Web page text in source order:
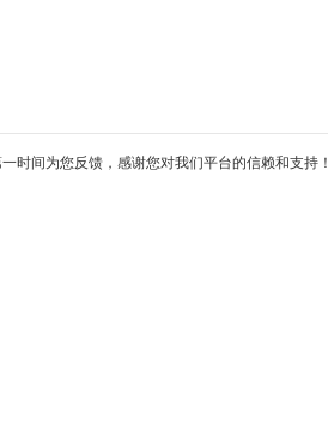
时间为您反馈，感谢您对我们平台的信赖和支持！